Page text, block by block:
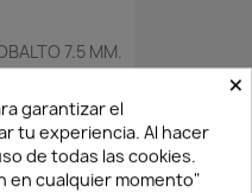
7.5 MM.
×
garantizar el
tu experiencia. Al hacer
de todas las cookies.
en cualquier momento"